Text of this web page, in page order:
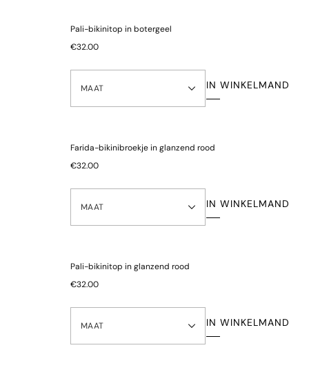
Let op: om hygiënische en gezondheidsredenen kunnen alle
onderbroeken niet worden geretourneerd.
Pali-bikinitop in botergeel
€32.00
MAAT IN WINKELMAND
Farida-bikinibroekje in glanzend rood
€32.00
MAAT IN WINKELMAND
Pali-bikinitop in glanzend rood
€32.00
MAAT IN WINKELMAND
Normale prijs